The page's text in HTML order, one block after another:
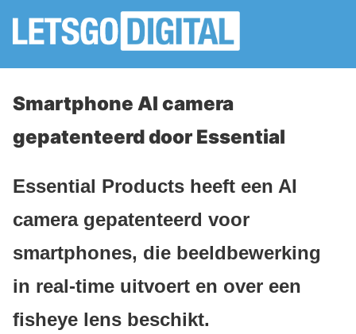
Smartphone AI camera
gepatenteerd door Essential
Essential Products heeft een AI
camera gepatenteerd voor
smartphones, die beeldbewerking
in real-time uitvoert en over een
fisheye lens beschikt.